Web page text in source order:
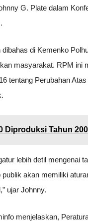
G. Plate dalam
dibahas di Kemenko
masyarakat. RPM ini
tentang Perubahan
Diproduksi Tahun
lebih detil mengenai
publik akan memiliki
ujar Johnny.
menjelaskan,